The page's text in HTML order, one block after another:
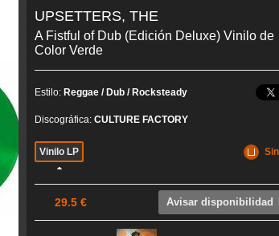
UPSETTERS, THE
A Fistful of Dub (Edición Deluxe) Vinilo de
Color Verde
Estilo: Reggae / Dub / Rocksteady
Discográfica: CULTURE FACTORY
Vinilo LP
29.5 € Avisar disponibilidad